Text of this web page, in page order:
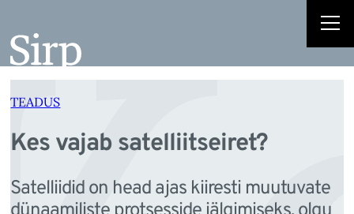
juurde
TEADUS
Kes vajab satelliitseiret?
Satelliidid on head ajas kiiresti muutuvate